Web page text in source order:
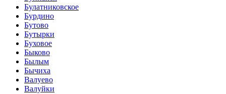
Булатниковское
Бурдино
Бутово
Бутырки
Буховое
Быково
Былым
Бычиха
Валуево
Валуйки